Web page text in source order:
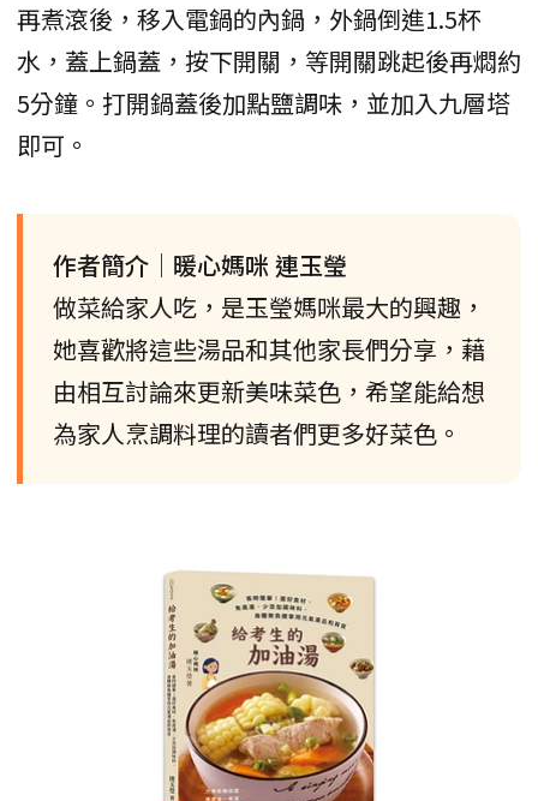
再煮滾後，移入電鍋的內鍋，外鍋倒進1.5杯
水，蓋上鍋蓋，按下開關，等開關跳起後再燜約
5分鐘。打開鍋蓋後加點鹽調味，並加入九層塔
即可。
作者簡介│暖心媽咪 連玉瑩
做菜給家人吃，是玉瑩媽咪最大的興趣，
她喜歡將這些湯品和其他家長們分享，藉
由相互討論來更新美味菜色，希望能給想
為家人烹調料理的讀者們更多好菜色。